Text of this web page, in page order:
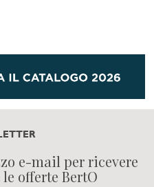
e-mail per ricevere
offerte BertO